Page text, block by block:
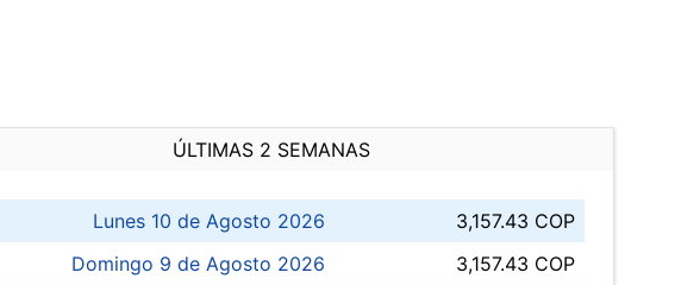
ÚLTIMAS 2 SEMANAS
Lunes 10 de Agosto 2026
3,157.43 COP
Domingo 9 de Agosto 2026
3,157.43 COP